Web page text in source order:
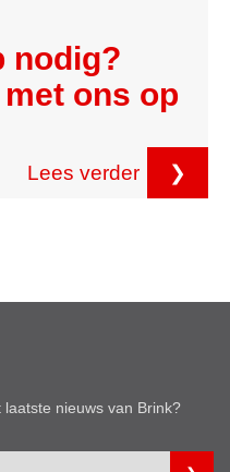
nodig?
ons op
Lees verder ❯
nieuws van Brink?